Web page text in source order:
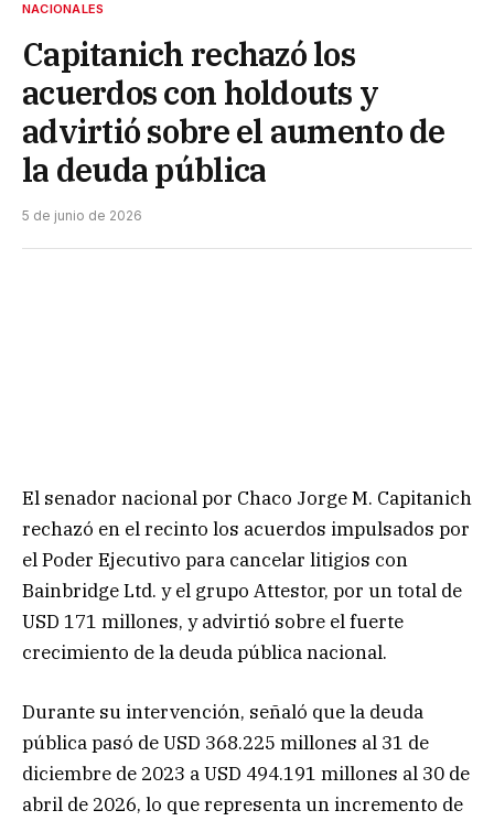
NACIONALES
Capitanich rechazó los
acuerdos con holdouts y
advirtió sobre el aumento de
la deuda pública
5 de junio de 2026
El senador nacional por Chaco Jorge M. Capitanich
rechazó en el recinto los acuerdos impulsados por
el Poder Ejecutivo para cancelar litigios con
Bainbridge Ltd. y el grupo Attestor, por un total de
USD 171 millones, y advirtió sobre el fuerte
crecimiento de la deuda pública nacional.
Durante su intervención, señaló que la deuda
pública pasó de USD 368.225 millones al 31 de
diciembre de 2023 a USD 494.191 millones al 30 de
abril de 2026, lo que representa un incremento de